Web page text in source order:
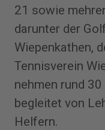
21 sowie
darunter der
Wiepenkathen,
Tennisverein
nehmen rund
begleitet von
Helfern.